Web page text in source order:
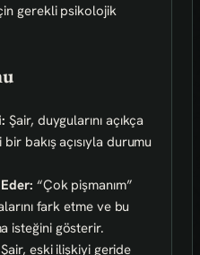
gerekli psikolojik
Şair, duygularını açıkça
bakış açısıyla durumu
“Çok pişmanım”
fark etme ve bu
isteğini gösterir.
Şair, eski ilişkiyi geride